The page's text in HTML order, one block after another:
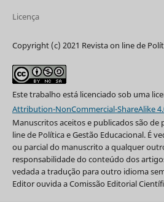
Licença
Copyright (c) 2021 Revista on line de
Este trabalho está licenciado sob uma
Attribution-NonCommercial-ShareAlike
Manuscritos aceitos e publicados são de
line de Política e Gestão Educacional. É
ou parcial do manuscrito a qualquer
responsabilidade do conteúdo dos
vedada a tradução para outro idioma
Editor ouvida a Comissão Editorial